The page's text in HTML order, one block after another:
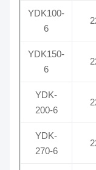
YDK100-
6
YDK150-
6
YDK-
200-6
YDK-
270-6